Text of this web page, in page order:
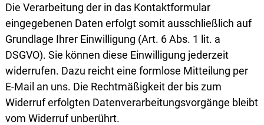
Die Verarbeitung der in das Kontaktformular
eingegebenen Daten erfolgt somit ausschließlich auf
Grundlage Ihrer Einwilligung (Art. 6 Abs. 1 lit. a
DSGVO). Sie können diese Einwilligung jederzeit
widerrufen. Dazu reicht eine formlose Mitteilung per
E-Mail an uns. Die Rechtmäßigkeit der bis zum
Widerruf erfolgten Datenverarbeitungsvorgänge bleibt
vom Widerruf unberührt.